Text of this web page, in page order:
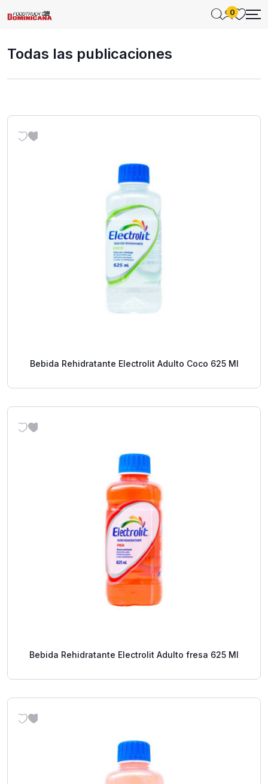
0
Todas las publicaciones
Bebida Rehidratante Electrolit Adulto Coco 625 Ml
Bebida Rehidratante Electrolit Adulto fresa 625 Ml